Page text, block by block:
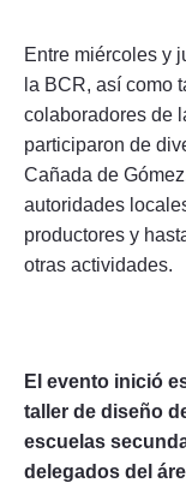
Entre miércoles y
la BCR, así como
colaboradores de
participaron de
Cañada de
autoridades
productores y
otras actividades.
El evento inició
taller de diseño
escuelas
delegados del